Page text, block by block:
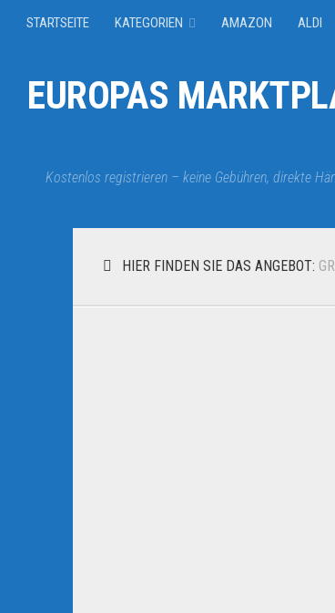
STARTSEITE KATEGORIEN AMAZON ALDI
EUROPAS
Kostenlos registrieren – keine Gebühren, direkte
HIER FINDEN SIE DAS ANGEBOT: